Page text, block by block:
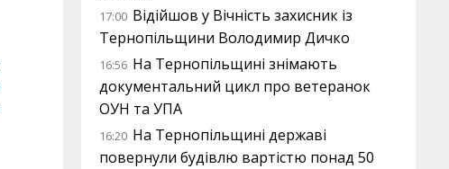
17:00 Відійшов у Вічність захисник із
Тернопільщини Володимир Дичко
16:56 На Тернопільщині знімають
документальний цикл про ветеранок
ОУН та УПА
16:20 На Тернопільщині державі
повернули будівлю вартістю понад 50